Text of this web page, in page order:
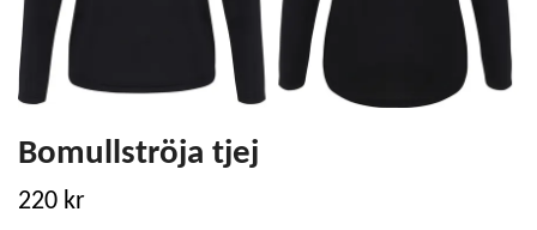
Bomullströja tjej
220 kr